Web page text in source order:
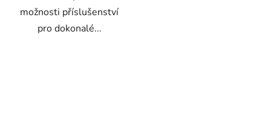
možnosti příslušenství
pro dokonalé...